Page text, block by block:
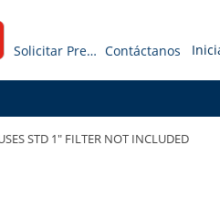
search
Solicitar Presupuesto Contáctanos
STD 1" FILTER NOT INCLUDED